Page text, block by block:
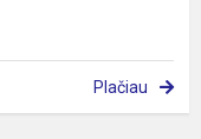
Plačiau